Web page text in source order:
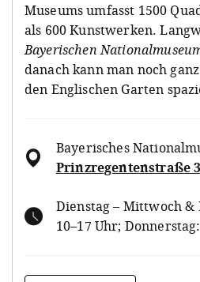
Museums umfasst 1500
als 600 Kunstwerken.
Bayerischen
danach kann man noch
den Englischen Garten
Bayerisches
Prinzregentenstraße
Dienstag – Mittwoch &
10–17 Uhr;